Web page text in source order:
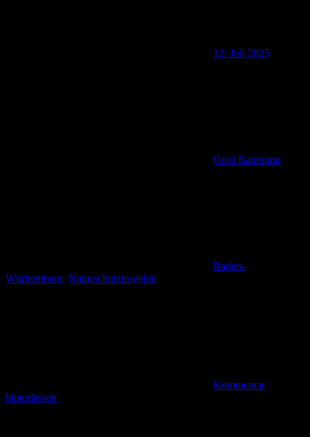
12. Juli 2025
Gerd Baumung
Baden-
Württemberg Naturschutzprojekte
Kommentar
hinterlassen